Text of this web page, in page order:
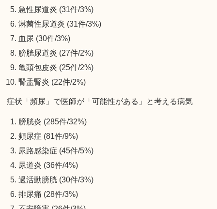
急性尿道炎 (31件/3%)
淋菌性尿道炎 (31件/3%)
血尿 (30件/3%)
膀胱尿道炎 (27件/2%)
亀頭包皮炎 (25件/2%)
腎盂腎炎 (22件/2%)
症状「頻尿」で医師が「可能性がある」と考える病気
膀胱炎 (285件/32%)
頻尿症 (81件/9%)
尿路感染症 (45件/5%)
尿道炎 (36件/4%)
過活動膀胱 (30件/3%)
排尿痛 (28件/3%)